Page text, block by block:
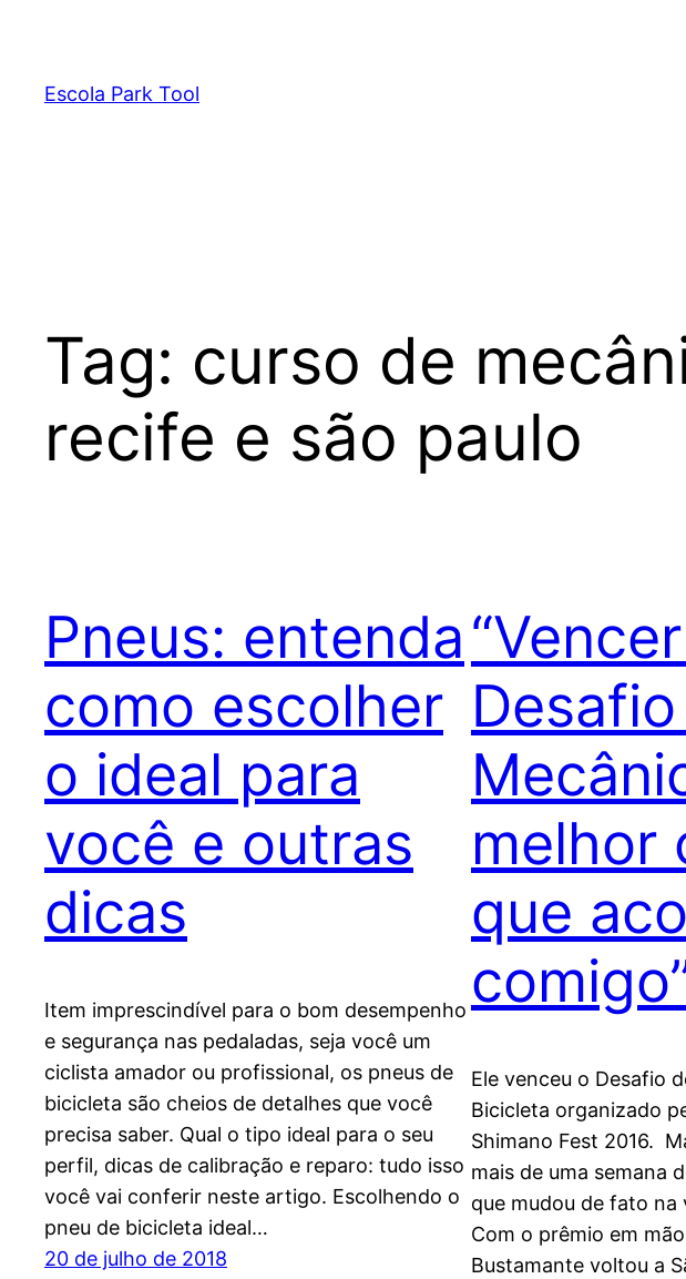
Escola Park Tool
Tag: curso de
recife e são paulo
Pneus: entenda
como escolher
o ideal para
você e outras
dicas
Item imprescindível para o bom desempenho
e segurança nas pedaladas, seja você um
ciclista amador ou profissional, os pneus de
bicicleta são cheios de detalhes que você
precisa saber. Qual o tipo ideal para o seu
perfil, dicas de calibração e reparo: tudo isso
você vai conferir neste artigo. Escolhendo o
pneu de bicicleta ideal…
20 de julho de 2018
melhor
que
Ele venceu o Desafio
Bicicleta organizado
Shimano Fest 2016.
mais de uma semana
que mudou de fato na
Com o prêmio em
Bustamante voltou a